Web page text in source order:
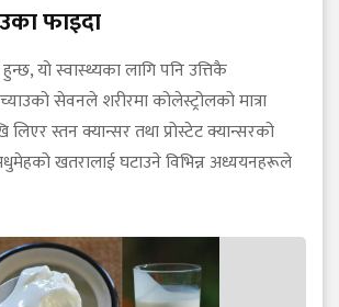
फाइदा
यो स्वास्थ्यका लागि पनि उत्तिकै
सेवनले शरीरमा कोलेस्ट्रोलको मात्रा
स्तन क्यान्सर तथा प्रोस्टेट क्यान्सरको
खतरालाई घटाउने विभिन्न अध्ययनहरूले